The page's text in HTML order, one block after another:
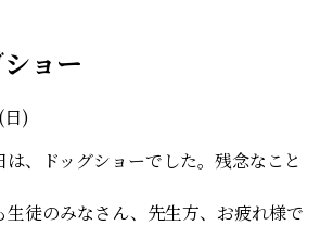
SCHOOL
ョー
)
は、ドッグショーでした。残念なこと
生徒のみなさん、先生方、お疲れ様で